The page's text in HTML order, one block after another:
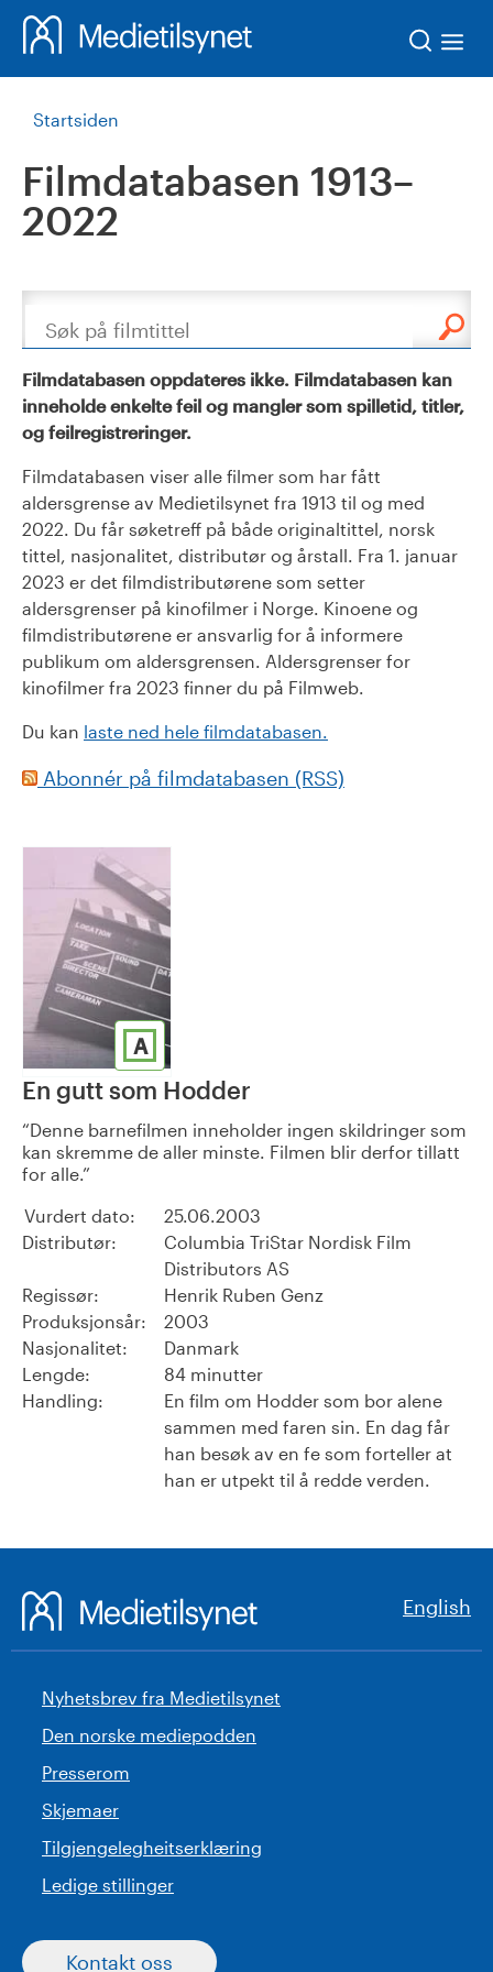
Startsiden
Filmdatabasen 1913–
2022
Søk
Filmdatabasen oppdateres ikke. Filmdatabasen kan
inneholde enkelte feil og mangler som spilletid, titler,
og feilregistreringer.
Filmdatabasen viser alle filmer som har fått
aldersgrense av Medietilsynet fra 1913 til og med
2022. Du får søketreff på både originaltittel, norsk
tittel, nasjonalitet, distributør og årstall. Fra 1. januar
2023 er det filmdistributørene som setter
aldersgrenser på kinofilmer i Norge. Kinoene og
filmdistributørene er ansvarlig for å informere
publikum om aldersgrensen. Aldersgrenser for
kinofilmer fra 2023 finner du på Filmweb.
Du kan laste ned hele filmdatabasen.
Abonnér på filmdatabasen (RSS)
A
En gutt som Hodder
Denne barnefilmen inneholder ingen skildringer som
kan skremme de aller minste. Filmen blir derfor tillatt
for alle.
Vurdert dato:
25.06.2003
Distributør:
Columbia TriStar Nordisk Film
Distributors AS
Regissør:
Henrik Ruben Genz
Produksjonsår:
2003
Nasjonalitet:
Danmark
Lengde:
84 minutter
Handling:
En film om Hodder som bor alene
sammen med faren sin. En dag får
han besøk av en fe som forteller at
han er utpekt til å redde verden.
English
Nyhetsbrev fra Medietilsynet
Den norske mediepodden
Presserom
Skjemaer
Tilgjengelegheitserklæring
Ledige stillinger
Kontakt oss